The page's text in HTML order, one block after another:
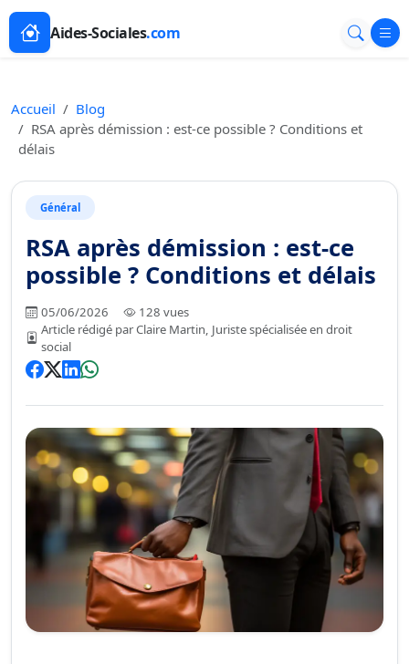
Aides-Sociales.com
Accueil
Blog
RSA après démission : est-ce possible ? Conditions et
délais
Général
RSA après démission : est-ce
possible ? Conditions et délais
05/06/2026
128 vues
Article rédigé par Claire Martin, Juriste spécialisée en droit
social